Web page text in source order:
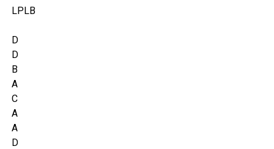
LPLB
D
D
B
A
C
A
A
D